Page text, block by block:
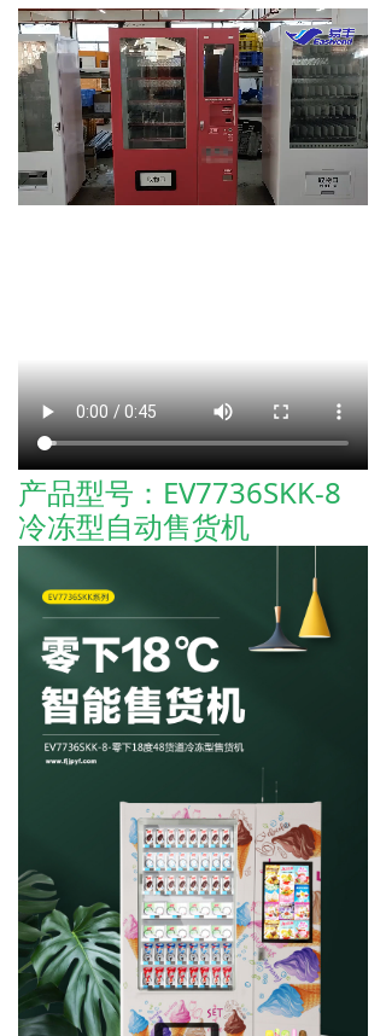
产品型号：EV7736SKK-8
冷冻型自动售货机